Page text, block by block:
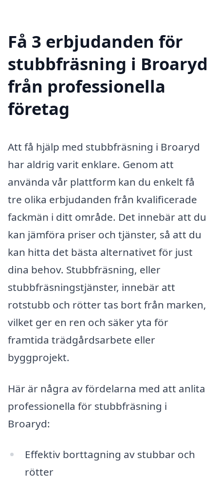
Få 3 erbjudanden för
stubbfräsning i Broaryd
från professionella
företag
Att få hjälp med stubbfräsning i Broaryd
har aldrig varit enklare. Genom att
använda vår plattform kan du enkelt få
tre olika erbjudanden från kvalificerade
fackmän i ditt område. Det innebär att du
kan jämföra priser och tjänster, så att du
kan hitta det bästa alternativet för just
dina behov. Stubbfräsning, eller
stubbfräsningstjänster, innebär att
rotstubb och rötter tas bort från marken,
vilket ger en ren och säker yta för
framtida trädgårdsarbete eller
byggprojekt.
Här är några av fördelarna med att anlita
professionella för stubbfräsning i
Broaryd:
Effektiv borttagning av stubbar och
rötter